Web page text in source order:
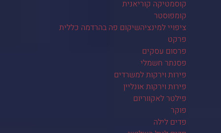
קוסמטיקה קוריאנית
קומפוסטר
ציפויי למינציהשיקום פה בהרדמה כללית
פרקט
פרסום עסקים
פסנתר חשמלי
פירות וירקות למשרדים
פירות וירקות אונליין
פילטר לאקווריום
פוקר
פדים לילה